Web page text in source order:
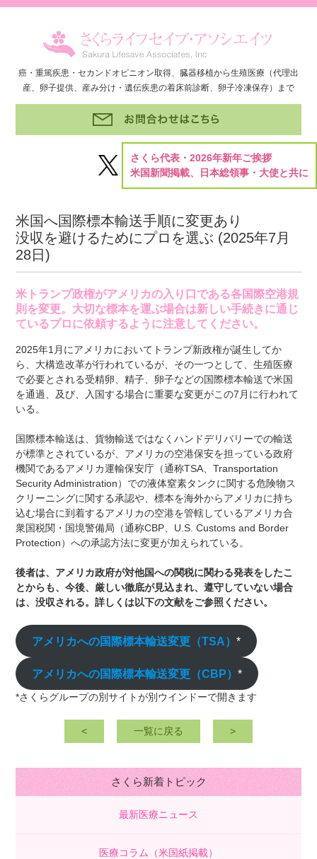
癌・重篤疾患・セカンドオピニオン取得、臓器移植から生殖医療（代理出
産、卵子提供、産み分け・遺伝疾患の着床前診断、卵子冷凍保存）まで
さくら代表・2026年新年ご挨拶
米国新聞掲載、日本総領事・大使と共に
米国へ国際標本輸送手順に変更あり
没収を避けるためにプロを選ぶ (2025年7月
28日)
米トランプ政権がアメリカの入り口である各国際空港規
則を変更。大切な標本を運ぶ場合は新しい手続きに通じ
ているプロに依頼するように注意してください。
2025年1月にアメリカにおいてトランプ新政権が誕生してか
ら、大構造改革が行われているが、その一つとして、生殖医療
で必要とされる受精卵、精子、卵子などの国際標本輸送で米国
を通過、及び、入国する場合に重要な変更がこの7月に行われて
いる。
国際標本輸送は、貨物輸送ではなくハンドデリバリーでの輸送
が標準とされているが、アメリカの空港保安を担っている政府
機関であるアメリカ運輸保安庁（通称TSA、Transportation
Security Administration）での液体窒素タンクに関する危険物ス
クリーニングに関する承認や、標本を海外からアメリカに持ち
込む場合に到着するアメリカの空港を管轄しているアメリカ合
衆国税関・国境警備局（通称CBP、U.S. Customs and Border
Protection）への承認方法に変更が加えられている。
後者は、アメリカ政府が対他国への関税に関わる発表をしたこ
とからも、今後、厳しい徹底が見込まれ、遵守していない場合
は、没収される。詳しくは以下の文献をご参照ください。
アメリカへの国際標本輸送変更（TSA）*
アメリカへの国際標本輸送変更（CBP）*
*さくらグループの別サイトが別ウインドーで開きます
< 一覧に戻る >
さくら新着トピック
最新医療ニュース
医療コラム（米国紙掲載）